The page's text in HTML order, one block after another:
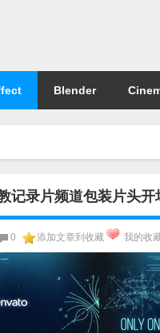
Blender
记录片频道包装片头
0 添加文章到收藏 我的收